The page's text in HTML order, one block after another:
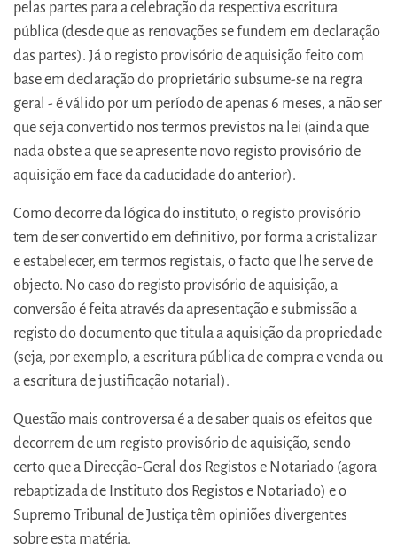
pelas partes para a celebração da respectiva escritura
pública (desde que as renovações se fundem em declaração
das partes). Já o registo provisório de aquisição feito com
base em declaração do proprietário subsume-se na regra
geral - é válido por um período de apenas 6 meses, a não ser
que seja convertido nos termos previstos na lei (ainda que
nada obste a que se apresente novo registo provisório de
aquisição em face da caducidade do anterior).
Como decorre da lógica do instituto, o registo provisório
tem de ser convertido em definitivo, por forma a cristalizar
e estabelecer, em termos registais, o facto que lhe serve de
objecto. No caso do registo provisório de aquisição, a
conversão é feita através da apresentação e submissão a
registo do documento que titula a aquisição da propriedade
(seja, por exemplo, a escritura pública de compra e venda ou
a escritura de justificação notarial).
Questão mais controversa é a de saber quais os efeitos que
decorrem de um registo provisório de aquisição, sendo
certo que a Direcção-Geral dos Registos e Notariado (agora
rebaptizada de Instituto dos Registos e Notariado) e o
Supremo Tribunal de Justiça têm opiniões divergentes
sobre esta matéria.